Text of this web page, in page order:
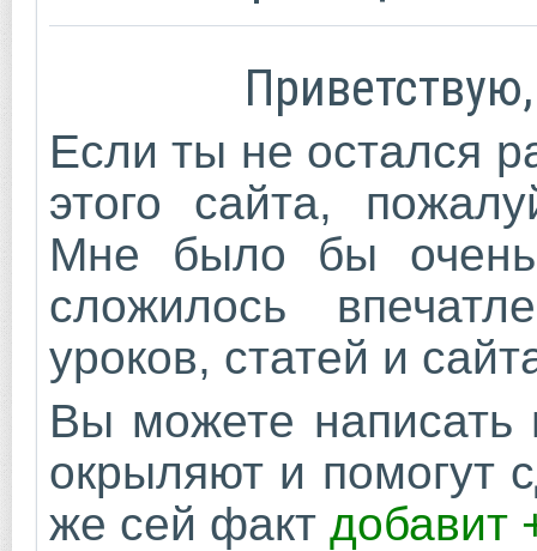
Если ты не остался
этого сайта,
Мне было бы очень
сложилось
уроков, статей и
Вы можете написать
окрыляют и помогут
же сей факт добавит